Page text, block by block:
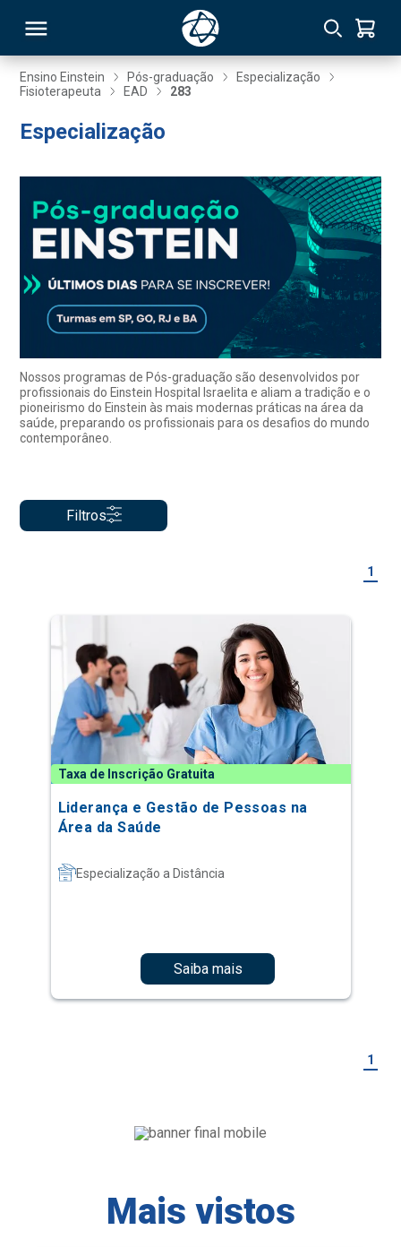
Ensino Einstein Pós-graduação
Especialização
Fisioterapeuta
EAD 283
Especialização
Nossos programas de Pós-graduação são desenvolvidos por
profissionais do Einstein Hospital Israelita e aliam a tradição e o
pioneirismo do Einstein às mais modernas práticas na área da
saúde, preparando os profissionais para os desafios do mundo
contemporâneo.
Filtros
1
Taxa de Inscrição Gratuita
Liderança e Gestão de Pessoas na
Área da Saúde
Especialização a Distância
Saiba mais
1
Mais vistos